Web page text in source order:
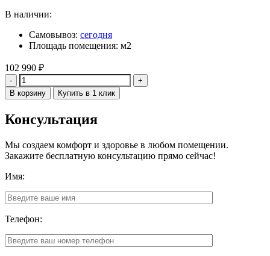
В наличии:
Самовывоз: сегодня
Площадь помещения: м2
102 990 ₽
Количество
В корзину Купить в 1 клик
Консультация
Мы создаем комфорт и здоровье в любом помещении.
Закажите бесплатную консультацию прямо сейчас!
Имя:
Телефон: